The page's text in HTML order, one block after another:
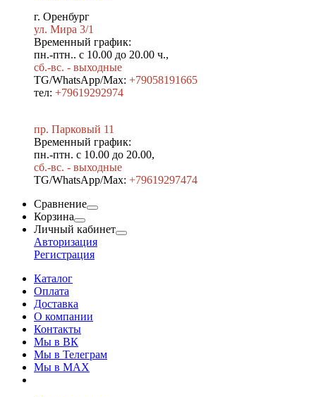
г. Оренбург
ул. Мира 3/1
Временный график:
пн.-птн.. с 10.00 до 20.00 ч.,
сб.-вс. - выходные
TG/WhatsApp/Max: +79058191665
тел: +79619292974
пр. Парковый 11
Временный график:
пн.-птн. с 10.00 до 20.00,
сб.-вс. - выходные
TG/WhatsApp/Max: +79619297474
Сравнение
Корзина
Личный кабинет
Авторизация
Регистрация
Каталог
Оплата
Доставка
О компании
Контакты
Мы в ВК
Мы в Телеграм
Мы в МAX